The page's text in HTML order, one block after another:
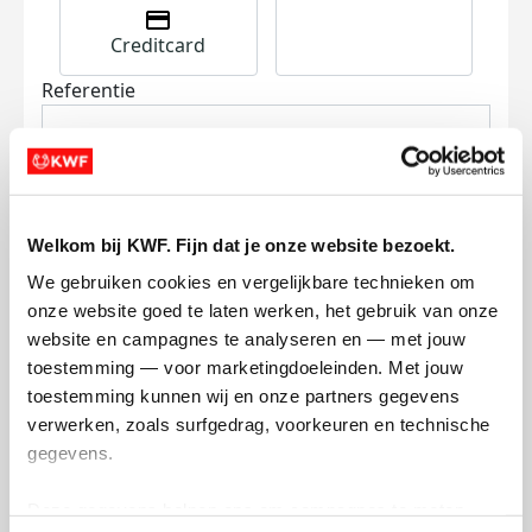
Welkom bij KWF. Fijn dat je onze website bezoekt.
We gebruiken cookies en vergelijkbare technieken om
onze website goed te laten werken, het gebruik van onze
website en campagnes te analyseren en — met jouw
toestemming — voor marketingdoeleinden. Met jouw
toestemming kunnen wij en onze partners gegevens
verwerken, zoals surfgedrag, voorkeuren en technische
gegevens.
Creditcard
Referentie
Ik wil bijdragen aan de transactiekosten
en betaal €0.75 extra.
Doneer nu